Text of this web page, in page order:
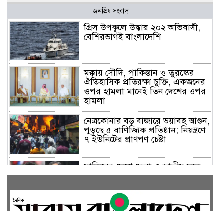
জনপ্রিয় সংবাদ
গ্রিস উপকূলে উদ্ধার ২০২ অভিবাসী,
বেশিরভাগই বাংলাদেশি
মক্কায় সৌদি, পাকিস্তান ও তুরস্কের
ঐতিহাসিক প্রতিরক্ষা চুক্তি, একজনের
ওপর হামলা মানেই তিন দেশের ওপর
হামলা
নেত্রকোনার বড় বাজারে ভয়াবহ আগুন,
পুড়ছে ৫ বাণিজ্যিক প্রতিষ্ঠান; নিয়ন্ত্রণে
৭ ইউনিটের প্রাণপণ চেষ্টা
সাকিবের দেশে ফেরা ও জাতীয় দলে
ফেরার সম্ভাবনা নেই, ইঙ্গিত ক্রীড়া